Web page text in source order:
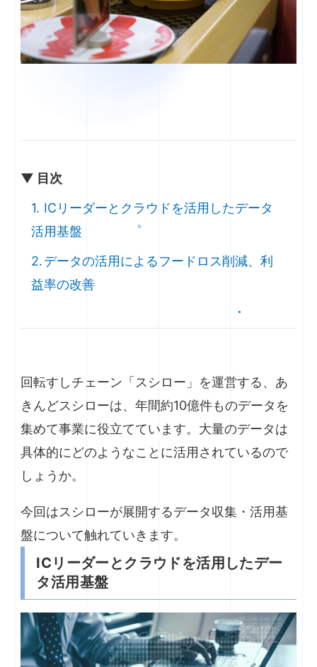
▼ 目次
ICリーダーとクラウドを活用したデータ
活用基盤
データの活用によるフードロス削減、利
益率の改善
回転すしチェーン「スシロー」を運営する、あ
きんどスシローは、年間約10億件ものデータを
集めて事業に役立てています。大量のデータは
具体的にどのようなことに活用されているので
しょうか。
今回はスシローが展開するデータ収集・活用基
盤について触れていきます。
ICリーダーとクラウドを活用したデー
タ活用基盤